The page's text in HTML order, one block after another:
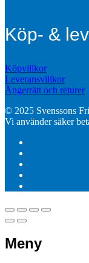
Köp- &
Köpvillkor
Leveransvillkor
Ångerrätt och returer
© 2025 Svenssons
Vi använder säker
Meny